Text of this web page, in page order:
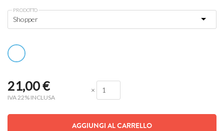
PRODOTTO
21,00€
IVA 22% INCLUSA
×
AGGIUNGI AL CARRELLO